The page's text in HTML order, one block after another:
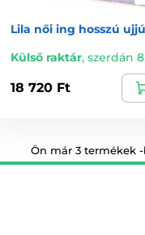
Lila női ing hosszú ujjú
Külső raktár, szerdán
18 720 Ft
Ön már 3 termékek